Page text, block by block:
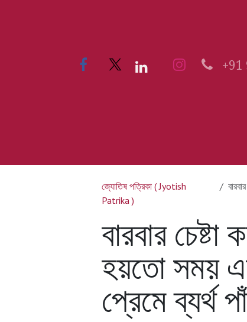
জ্যোতিষ পত্রিকা ( Jyotish
Patrika )
বারবার
হয়তো সময়
প্রেমে ব্যর্থ